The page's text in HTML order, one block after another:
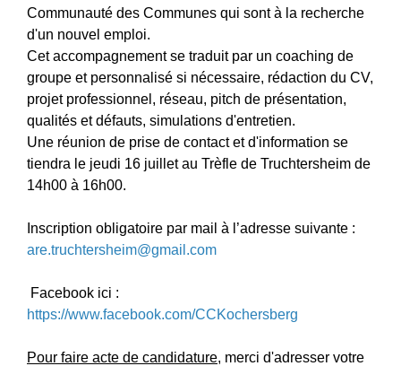
Communauté des Communes qui sont à la recherche
d'un nouvel emploi.
Cet accompagnement se traduit par un coaching de
groupe et personnalisé si nécessaire, rédaction du CV,
projet professionnel, réseau, pitch de présentation,
qualités et défauts, simulations d'entretien.
Une réunion de prise de contact et d'information se
tiendra le jeudi 16 juillet au Trèfle de Truchtersheim de
14h00 à 16h00.
Inscription obligatoire par mail à l’adresse suivante :
are.truchtersheim@gmail.com
Facebook ici :
https://www.facebook.com/CCKochersberg
Pour faire acte de candidature, merci d'adresser votre